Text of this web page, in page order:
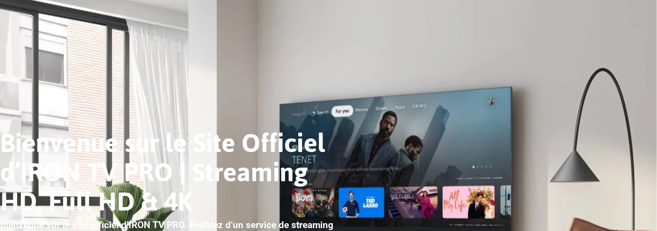
Bienvenue sur le Site Officiel
d’IRON TV PRO | Streaming
HD, Full HD & 4K
Bienvenue sur le site officiel d’IRON TV PRO. Profitez d’un service de streaming